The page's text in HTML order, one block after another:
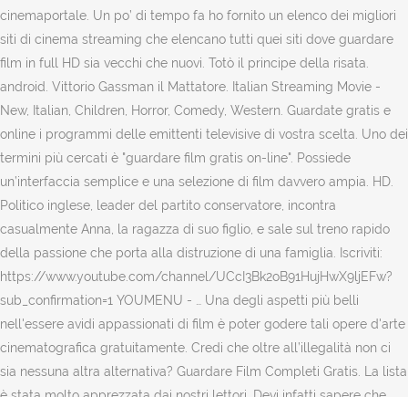
cinemaportale. Un po’ di tempo fa ho fornito un elenco dei migliori
siti di cinema streaming che elencano tutti quei siti dove guardare
film in full HD sia vecchi che nuovi. Totò il principe della risata.
android. Vittorio Gassman il Mattatore. Italian Streaming Movie -
New, Italian, Children, Horror, Comedy, Western. Guardate gratis e
online i programmi delle emittenti televisive di vostra scelta. Uno dei
termini più cercati è "guardare film gratis on-line". Possiede
un’interfaccia semplice e una selezione di film davvero ampia. HD.
Politico inglese, leader del partito conservatore, incontra
casualmente Anna, la ragazza di suo figlio, e sale sul treno rapido
della passione che porta alla distruzione di una famiglia. Iscriviti:
https://www.youtube.com/channel/UCcI3Bk2oB91HujHwX9ljEFw?
sub_confirmation=1 YOUMENU - … Una degli aspetti più belli
nell'essere avidi appassionati di film è poter godere tali opere d'arte
cinematografica gratuitamente. Credi che oltre all’illegalità non ci
sia nessuna altra alternativa? Guardare Film Completi Gratis. La lista